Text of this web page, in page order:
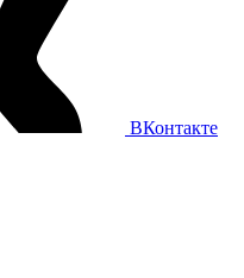
ВКонтакте